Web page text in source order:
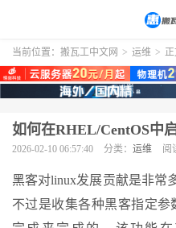
当前位置： 搬瓦工中文网 > 运维 >
如何在RHEL/CentOS中
2026-02-10 06:57:40 分类： 运维 阅
黑客对linux发展贡献是非常
不过是收集各种黑客指定参